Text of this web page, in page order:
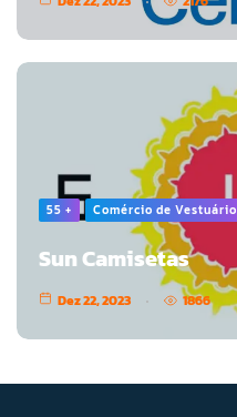
55 + Comércio de Vestuário
Sun Camisetas
Dez 22, 2023 1866